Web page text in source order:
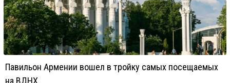
Павильон Армении вошел в тройку самых посещаемых
на ВДНХ